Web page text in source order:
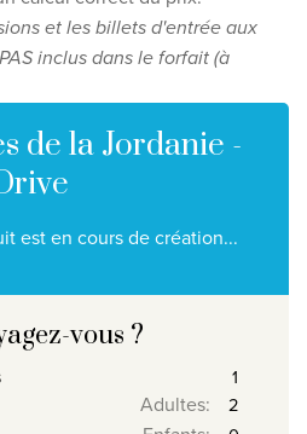
©2026, Travelworld
et les billets d'entrée aux
inclus dans le forfait (à
de la Jordanie -
est en cours de création...
vous ?
Adultes: